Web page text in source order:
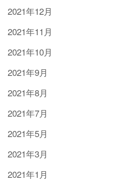
2021年12月
2021年11月
2021年10月
2021年9月
2021年8月
2021年7月
2021年5月
2021年3月
2021年1月